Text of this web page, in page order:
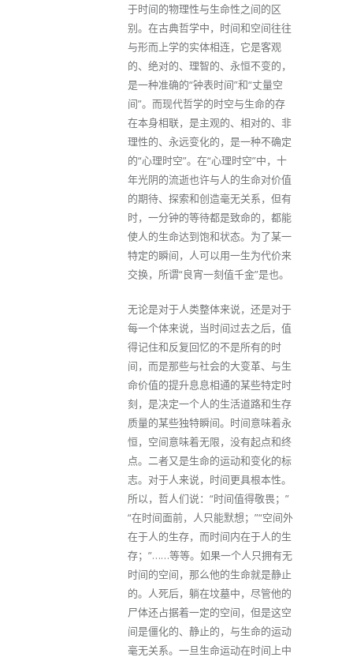
于时间的物理性与生命性之间的区
别。在古典哲学中，时间和空间往往
与形而上学的实体相连，它是客观
的、绝对的、理智的、永恒不变的，
是一种准确的“钟表时间”和“丈量空
间”。而现代哲学的时空与生命的存
在本身相联，是主观的、相对的、非
理性的、永远变化的，是一种不确定
的“心理时空”。在“心理时空”中，十
年光阴的流逝也许与人的生命对价值
的期待、探索和创造毫无关系，但有
时，一分钟的等待都是致命的，都能
使人的生命达到饱和状态。为了某一
特定的瞬间，人可以用一生为代价来
交换，所谓“良宵一刻值千金”是也。
无论是对于人类整体来说，还是对于
每一个体来说，当时间过去之后，值
得记住和反复回忆的不是所有的时
间，而是那些与社会的大变革、与生
命价值的提升息息相通的某些特定时
刻，是决定一个人的生活道路和生存
质量的某些独特瞬间。时间意味着永
恒，空间意味着无限，没有起点和终
点。二者又是生命的运动和变化的标
志。对于人来说，时间更具根本性。
所以，哲人们说：“时间值得敬畏；”
“在时间面前，人只能默想；”“空间外
在于人的生存，而时间内在于人的生
存；”……等等。如果一个人只拥有无
时间的空间，那么他的生命就是静止
的。人死后，躺在坟墓中，尽管他的
尸体还占据着一定的空间，但是这空
间是僵化的、静止的，与生命的运动
毫无关系。一旦生命运动在时间上中